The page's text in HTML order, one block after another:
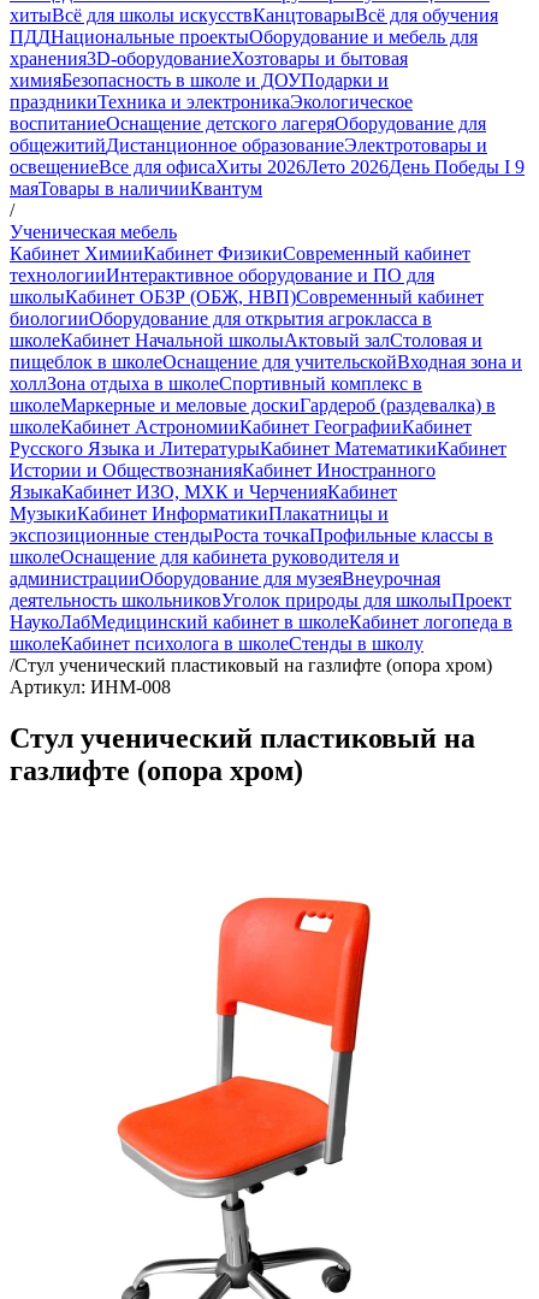
хитыВсё для школы искусствКанцтоварыВсё для обучения
ПДДНациональные проектыОборудование и мебель для
хранения3D-оборудованиеХозтовары и бытовая
химияБезопасность в школе и ДОУПодарки и
праздникиТехника и электроникаЭкологическое
воспитаниеОснащение детского лагеряОборудование для
общежитийДистанционное образованиеЭлектротовары и
освещениеВсе для офисаХиты 2026Лето 2026День Победы I 9
маяТовары в наличииКвантум
/
Ученическая мебель
Кабинет ХимииКабинет ФизикиСовременный кабинет
технологииИнтерактивное оборудование и ПО для
школыКабинет ОБЗР (ОБЖ, НВП)Современный кабинет
биологииОборудование для открытия агрокласса в
школеКабинет Начальной школыАктовый залСтоловая и
пищеблок в школеОснащение для учительскойВходная зона и
холлЗона отдыха в школеСпортивный комплекс в
школеМаркерные и меловые доскиГардероб (раздевалка) в
школеКабинет АстрономииКабинет ГеографииКабинет
Русского Языка и ЛитературыКабинет МатематикиКабинет
Истории и ОбществознанияКабинет Иностранного
ЯзыкаКабинет ИЗО, МХК и ЧерченияКабинет
МузыкиКабинет ИнформатикиПлакатницы и
экспозиционные стендыРоста точкаПрофильные классы в
школеОснащение для кабинета руководителя и
администрацииОборудование для музеяВнеурочная
деятельность школьниковУголок природы для школыПроект
НаукоЛабМедицинский кабинет в школеКабинет логопеда в
школеКабинет психолога в школеСтенды в школу
/Стул ученический пластиковый на газлифте (опора хром)
Артикул: ИНМ-008
Стул ученический пластиковый на
газлифте (опора хром)